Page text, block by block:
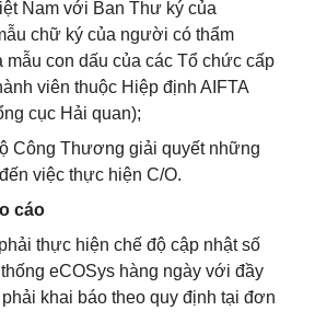
Nam với Ban Thư ký của
chữ ký của người có thẩm
mẫu con dấu của các Tổ chức cấp
viên thuộc Hiệp định AIFTA
cục Hải quan);
Công Thương giải quyết những
việc thực hiện C/O.
cáo
thực hiện chế độ cập nhật số
eCOSys hàng ngày với đầy
khai báo theo quy định tại đơn